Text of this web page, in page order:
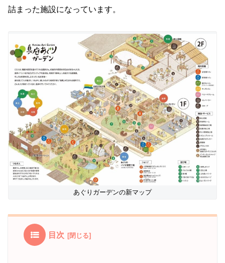
詰まった施設になっています。
あぐりガーデンの新マップ
目次